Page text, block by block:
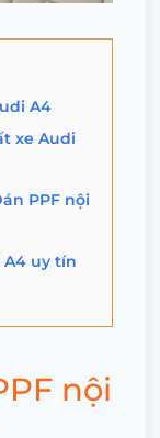
A4
xe Audi
PPF nội
A4 uy tín
nội